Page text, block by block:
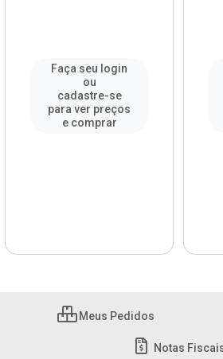
Faça seu login
ou
cadastre-se
para ver preços
e comprar
Meus Pedidos
Notas